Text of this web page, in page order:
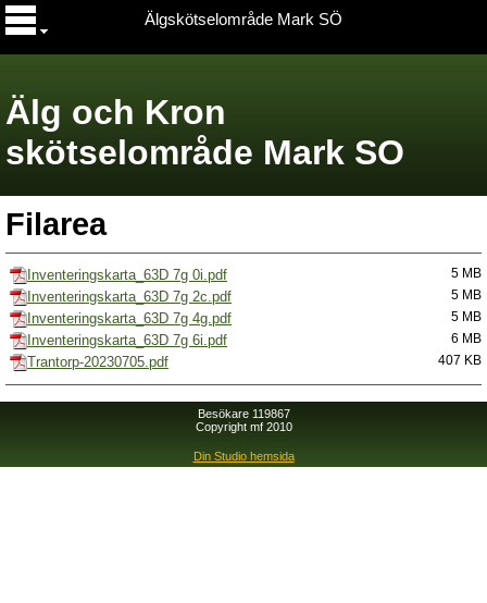
Älg och Kron
skötselområde Mark SO
Älgskötselområde Mark SÖ
Filarea
Inventeringskarta_63D 7g 0i.pdf 5 MB
Inventeringskarta_63D 7g 2c.pdf 5 MB
Inventeringskarta_63D 7g 4g.pdf 5 MB
Inventeringskarta_63D 7g 6i.pdf 6 MB
Trantorp-20230705.pdf 407 KB
Besökare 119867
Copyright mf 2010
Din Studio hemsida